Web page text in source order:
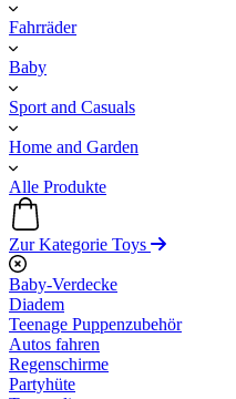
Fahrräder
Baby
Sport and Casuals
Home and Garden
Alle Produkte
Zur Kategorie Toys
Baby-Verdecke
Diadem
Teenage Puppenzubehör
Autos fahren
Regenschirme
Partyhüte